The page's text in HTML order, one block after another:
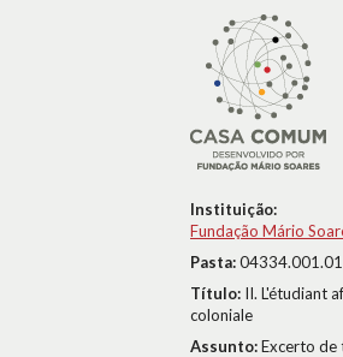
Instituição:
Fundação Mário
Pasta:
Título: II. L'étudiant
coloniale
Assunto:Excerto de